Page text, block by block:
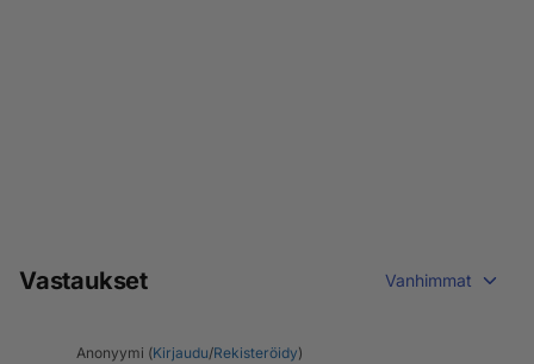
Vastaukset Vanhimmat
Anonyymi (Kirjaudu/Rekisteröidy)